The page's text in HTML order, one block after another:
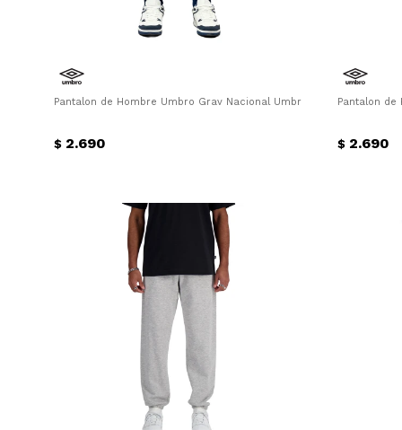
Pantalon de Hombre Umbro Grav Nacional Umbro - Azul - Rojo
$ 2.690
Pantalon
$ 2.690